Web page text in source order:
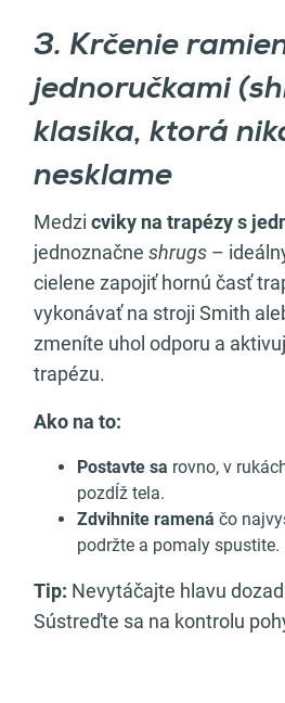
3. Krčenie
jednoručkami
klasika, ktorá
nesklame
Medzi cviky na trapézy s
jednoznačne shrugs –
cielene zapojiť hornú časť
vykonávať na stroji Smith
zmeníte uhol odporu a
trapézu.
Ako na to:
Postavte sa rovno, v
pozdĺž tela.
Zdvihnite ramená čo
podržte a pomaly spustite.
Tip: Nevytáčajte hlavu
Sústreďte sa na kontrolu